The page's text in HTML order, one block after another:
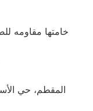
خامتها مقاومه
المقطم، حي